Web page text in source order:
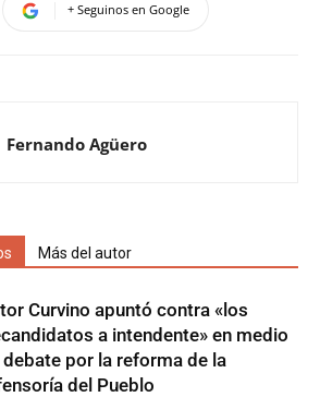
+ Seguinos en Google
Fernando Agüero
Más del autor
Curvino apuntó contra «los
a intendente» en medio
por la reforma de la
del Pueblo